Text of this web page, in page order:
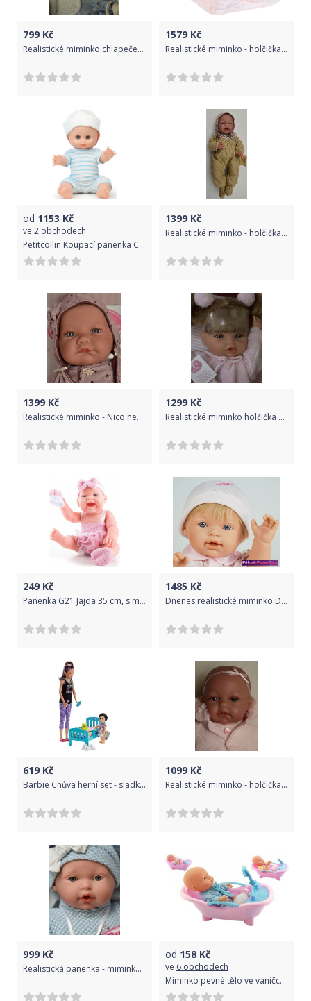
799 Kč
Realistické miminko chlapeček Eda v bílém kloboučku od firmy Berjuan ze Španělska
1579 Kč
Realistické miminko - holčička Marlenka od firmy Berenguer
od 1153 Kč
ve 2 obchodech
Petitcollin Koupací panenka Croisette 28 cm
1399 Kč
Realistické miminko - holčička - Mája od firmy D´nenes
1399 Kč
Realistické miminko - Nico nebo Nica ve fialovém oblečku od Antonio Juan
1299 Kč
Realistické miminko holčička Martinka od firmy Berjuan ze Španělska
249 Kč
Panenka G21 Jajda 35 cm, s mašličkou
1485 Kč
Dnenes realistické miminko D´nenes Nilo 43 cm
619 Kč
Barbie Chůva herní set - sladké sny GHV88
1099 Kč
Realistické miminko - holčička Toneta v šatičkách od Antonio Juan
999 Kč
Realistická panenka - miminko- chlapeček Kiko na dečce s Mickey Mousem od Antonio Juan
od 158 Kč
ve 6 obchodech
Miminko pevné tělo ve vaničce s doplňky plast 20cm asst 3 barvy v síťce